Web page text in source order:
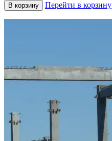
В корзину Перейти в корзину